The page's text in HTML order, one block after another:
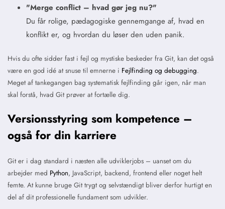
"Merge conflict – hvad gør jeg nu?"
Du får rolige, pædagogiske gennemgange af, hvad en
konflikt er, og hvordan du løser den uden panik.
Hvis du ofte sidder fast i fejl og mystiske beskeder fra Git, kan det også
være en god idé at snuse til emnerne i Fejlfinding og debugging.
Meget af tankegangen bag systematisk fejlfinding går igen, når man
skal forstå, hvad Git prøver at fortælle dig.
Versionsstyring som kompetence –
også for din karriere
Git er i dag standard i næsten alle udviklerjobs – uanset om du
arbejder med Python, JavaScript, backend, frontend eller noget helt
femte. At kunne bruge Git trygt og selvstændigt bliver derfor hurtigt en
del af dit professionelle fundament som udvikler.